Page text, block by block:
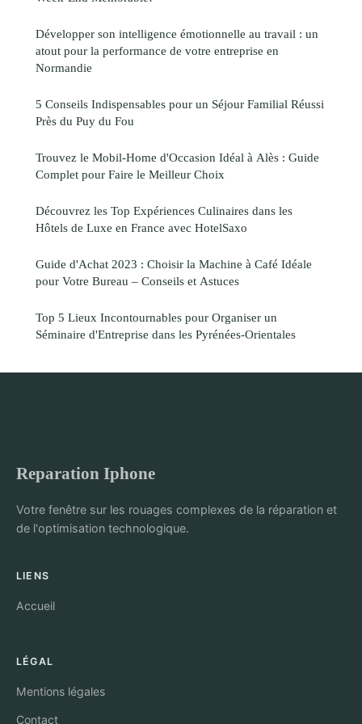
Développer son intelligence émotionnelle au travail : un
atout pour la performance de votre entreprise en
Normandie
5 Conseils Indispensables pour un Séjour Familial Réussi
Près du Puy du Fou
Trouvez le Mobil-Home d'Occasion Idéal à Alès : Guide
Complet pour Faire le Meilleur Choix
Découvrez les Top Expériences Culinaires dans les
Hôtels de Luxe en France avec HotelSaxo
Guide d'Achat 2023 : Choisir la Machine à Café Idéale
pour Votre Bureau – Conseils et Astuces
Top 5 Lieux Incontournables pour Organiser un
Séminaire d'Entreprise dans les Pyrénées-Orientales
Reparation Iphone
Votre fenêtre sur les rouages complexes de la réparation et
de l'optimisation technologique.
LIENS
Accueil
LÉGAL
Mentions légales
Contact